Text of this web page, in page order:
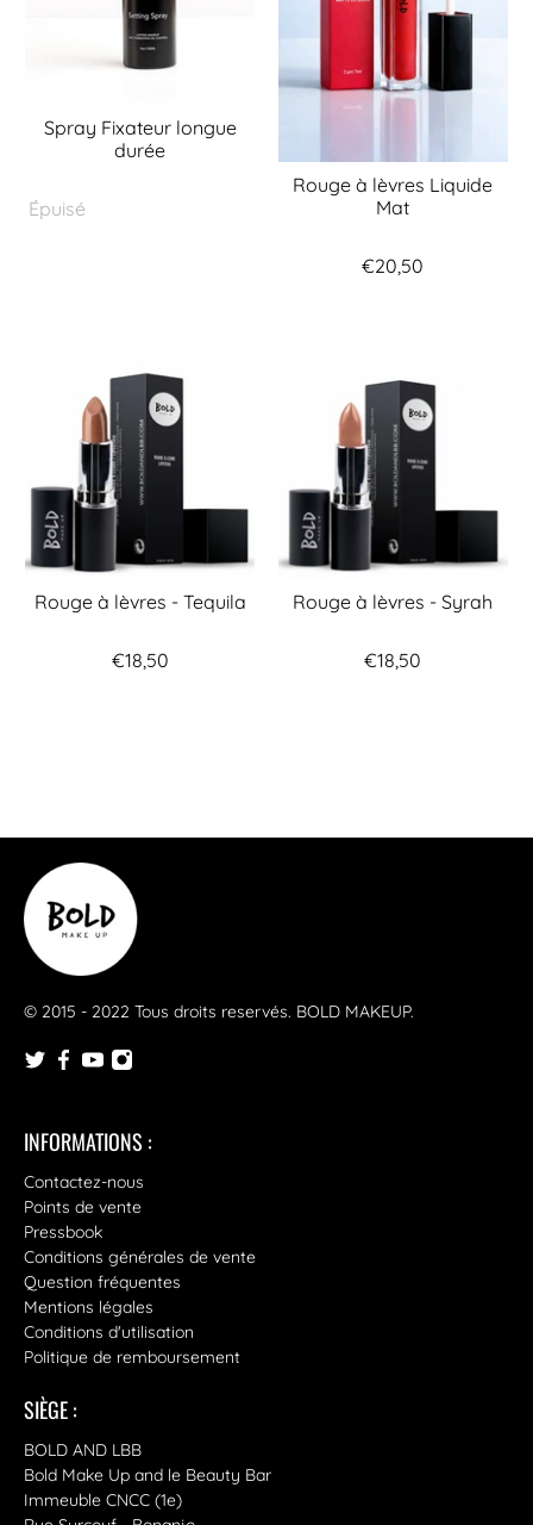
Spray Fixateur longue
durée
Épuisé
Rouge à lèvres Liquide
Mat
€20,50
Rouge à lèvres - Tequila
€18,50
Rouge à lèvres - Syrah
€18,50
© 2015 - 2022 Tous droits reservés. BOLD MAKEUP.
INFORMATIONS :
Contactez-nous
Points de vente
Pressbook
Conditions générales de vente
Question fréquentes
Mentions légales
Conditions d'utilisation
Politique de remboursement
SIÈGE :
BOLD AND LBB
Bold Make Up and le Beauty Bar
Immeuble CNCC (1e)